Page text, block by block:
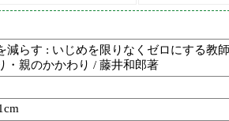
減らす : いじめを限りなくゼロにする教師
・親のかかわり / 藤井和郎著